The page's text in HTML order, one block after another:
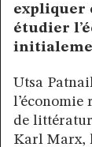
expliquer
étudier
Utsa
de
Karl Marx,